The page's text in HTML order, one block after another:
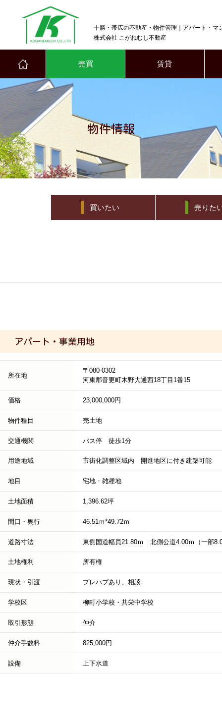
十勝・帯広の不動産・物件管理｜アパート・マ
株式会社 こがねむし不動産
売買 賃貸
物件情報
買いたい 売りた
アパート・事業用地
所在地
〒080-0302
河東郡音更町木野大通西18丁目1番15
価格 23,000,000円
物件種目 売土地
交通機関 バス停 徒歩1分
用途地域 市街化調整区域内 開進地区に付き建築可能
地目 宅地・雑種地
土地面積 1,396.62坪
間口・奥行 46.51ｍ*49.72ｍ
道路寸法 東側国道幅員21.80ｍ 北側公道4.00ｍ（一部
土地権利 所有権
現状・引渡 プレハブあり、相談
学校区 柳町小学校・共栄中学校
取引形態 仲介
仲介手数料 825,000円
設備 上下水道